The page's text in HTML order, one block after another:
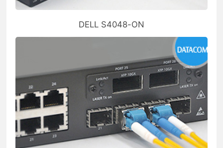
DELL S4048-ON